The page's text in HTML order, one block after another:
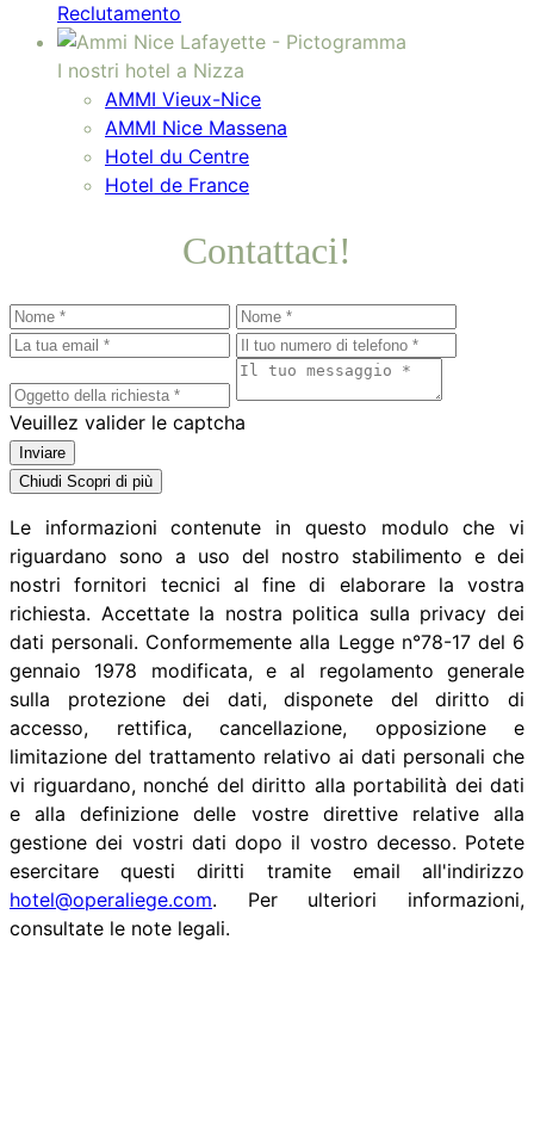
Reclutamento
I nostri hotel a Nizza
AMMI Vieux-Nice
AMMI Nice Massena
Hotel du Centre
Hotel de France
Contattaci!
Veuillez valider le captcha
Inviare
Chiudi Scopri di più
Le informazioni contenute in questo modulo che vi
riguardano sono a uso del nostro stabilimento e dei
nostri fornitori tecnici al fine di elaborare la vostra
richiesta. Accettate la nostra politica sulla privacy dei
dati personali. Conformemente alla Legge n°78-17 del 6
gennaio 1978 modificata, e al regolamento generale
sulla protezione dei dati, disponete del diritto di
accesso, rettifica, cancellazione, opposizione e
limitazione del trattamento relativo ai dati personali che
vi riguardano, nonché del diritto alla portabilità dei dati
e alla definizione delle vostre direttive relative alla
gestione dei vostri dati dopo il vostro decesso. Potete
esercitare questi diritti tramite email all'indirizzo
hotel@operaliege.com. Per ulteriori informazioni,
consultate le note legali.